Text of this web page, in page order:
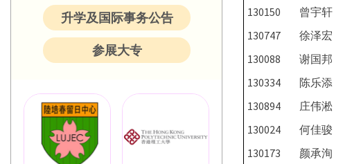
130150
曾宇轩
130747
徐泽宏
130088
谢国邦
130334
陈乐添
130894
庄伟淞
130024
何佳骏
130173
颜承洵
升学及国际事务公告
参展大专